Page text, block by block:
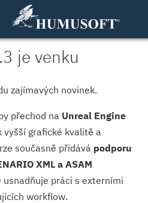
je venku
zajímavých novinek.
přechod na Unreal Engine
grafické kvalitě a
současně přidává podporu
XML a ASAM
usnadňuje práci s externími
workflow.